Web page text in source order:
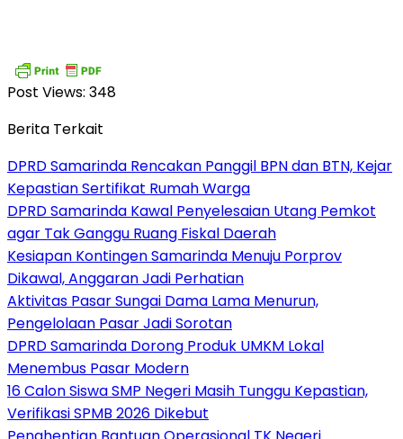
Post Views: 348
Berita Terkait
DPRD Samarinda Rencakan Panggil BPN dan BTN, Kejar
Kepastian Sertifikat Rumah Warga
DPRD Samarinda Kawal Penyelesaian Utang Pemkot
agar Tak Ganggu Ruang Fiskal Daerah
Kesiapan Kontingen Samarinda Menuju Porprov
Dikawal, Anggaran Jadi Perhatian
Aktivitas Pasar Sungai Dama Lama Menurun,
Pengelolaan Pasar Jadi Sorotan
DPRD Samarinda Dorong Produk UMKM Lokal
Menembus Pasar Modern
16 Calon Siswa SMP Negeri Masih Tunggu Kepastian,
Verifikasi SPMB 2026 Dikebut